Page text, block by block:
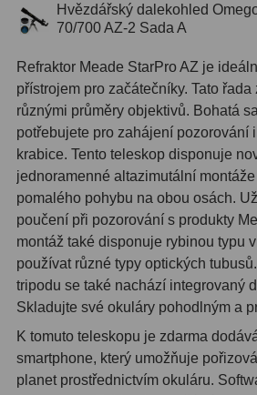
Filtry181
Měsíční a Polarizační23
Sluneční42
CLS a UHC18
Širokopásmové13
OIII9
Hβ6
SII2
Planetární2
Barevné 66
Hvězdářský dalekohled
70/700 AZ-2 Sada A
Refraktor Meade StarPro AZ je
přístrojem pro začátečníky. Tato
různými průměry objektivů. Bohatá
potřebujete pro zahájení pozorování
krabice. Tento teleskop disponuje
jednoramenné altazimutální
pomalého pohybu na obou osách.
poučení při pozorování s produkty
montáž také disponuje rybinou typu
používat různé typy optických
tripodu se také nachází integrovaný
Skladujte své okuláry pohodlným a
K tomuto teleskopu je zdarma
smartphone, který umožňuje
planet prostřednictvím okuláru.